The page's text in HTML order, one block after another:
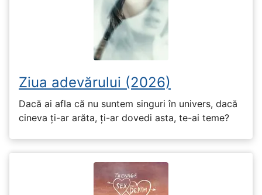
Ziua adevărului (2026)
Dacă ai afla că nu suntem singuri în univers, dacă
cineva ți-ar arăta, ți-ar dovedi asta, te-ai teme?